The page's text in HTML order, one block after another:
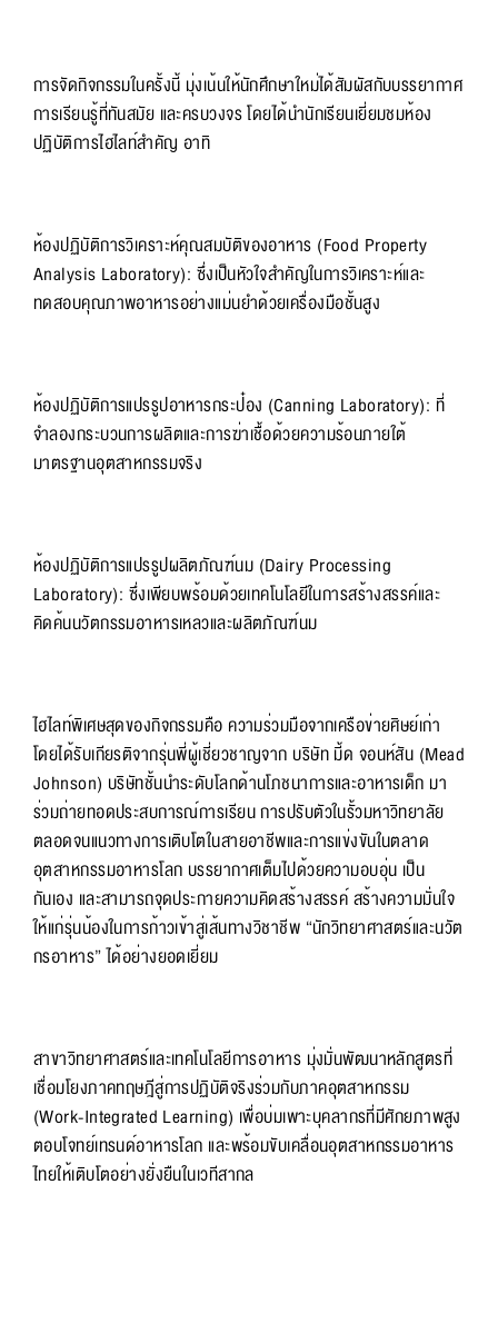
การจัดกิจกรรมในครั้งนี้ มุ่งเน้นให้นักศึกษาใหม่ได้สัมผัสกับบรรยากาศ
การเรียนรู้ที่ทันสมัย และครบวงจร โดยได้นำนักเรียนเยี่ยมชมห้อง
ปฏิบัติการไฮไลท์สำคัญ อาทิ
ห้องปฏิบัติการวิเคราะห์คุณสมบัติของอาหาร (Food Property
Analysis Laboratory): ซึ่งเป็นหัวใจสำคัญในการวิเคราะห์และ
ทดสอบคุณภาพอาหารอย่างแม่นยำด้วยเครื่องมือชั้นสูง
ห้องปฏิบัติการแปรรูปอาหารกระป๋อง (Canning Laboratory): ที่
จำลองกระบวนการผลิตและการฆ่าเชื้อด้วยความร้อนภายใต้
มาตรฐานอุตสาหกรรมจริง
ห้องปฏิบัติการแปรรูปผลิตภัณฑ์นม (Dairy Processing
Laboratory): ซึ่งเพียบพร้อมด้วยเทคโนโลยีในการสร้างสรรค์และ
คิดค้นนวัตกรรมอาหารเหลวและผลิตภัณฑ์นม
ไฮไลท์พิเศษสุดของกิจกรรมคือ ความร่วมมือจากเครือข่ายศิษย์เก่า
โดยได้รับเกียรติจากรุ่นพี่ผู้เชี่ยวชาญจาก บริษัท มี้ด จอนห์สัน (Mead
Johnson) บริษัทชั้นนำระดับโลกด้านโภชนาการและอาหารเด็ก มา
ร่วมถ่ายทอดประสบการณ์การเรียน การปรับตัวในรั้วมหาวิทยาลัย
ตลอดจนแนวทางการเติบโตในสายอาชีพและการแข่งขันในตลาด
อุตสาหกรรมอาหารโลก บรรยากาศเต็มไปด้วยความอบอุ่น เป็น
กันเอง และสามารถจุดประกายความคิดสร้างสรรค์ สร้างความมั่นใจ
ให้แก่รุ่นน้องในการก้าวเข้าสู่เส้นทางวิชาชีพ “นักวิทยาศาสตร์และนวัต
กรอาหาร” ได้อย่างยอดเยี่ยม
สาขาวิทยาศาสตร์และเทคโนโลยีการอาหาร มุ่งมั่นพัฒนาหลักสูตรที่
เชื่อมโยงภาคทฤษฎีสู่การปฏิบัติจริงร่วมกับภาคอุตสาหกรรม
(Work-Integrated Learning) เพื่อบ่มเพาะบุคลากรที่มีศักยภาพสูง
ตอบโจทย์เทรนด์อาหารโลก และพร้อมขับเคลื่อนอุตสาหกรรมอาหาร
ไทยให้เติบโตอย่างยั่งยืนในเวทีสากล